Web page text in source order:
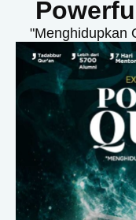
"Menghidupkan